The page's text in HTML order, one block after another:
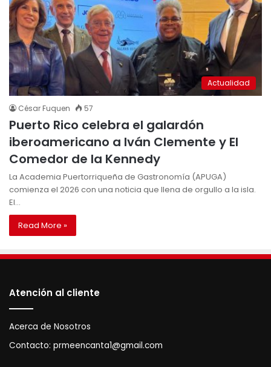
Actualidad
César Fuquen 57
Puerto Rico celebra el galardón
iberoamericano a Iván Clemente y El
Comedor de la Kennedy
La Academia Puertorriqueña de Gastronomía (APUGA)
comienza el 2026 con una noticia que llena de orgullo a la isla.
El…
Read More »
Atención al cliente
Acerca de Nosotros
Contacto: prmeencanta1@gmail.com